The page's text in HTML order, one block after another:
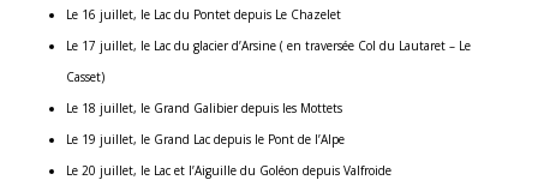
Le 16 juillet, le Lac du Pontet depuis Le Chazelet
Le 17 juillet, le Lac du glacier d’Arsine ( en traversée Col du Lautaret – Le
Casset)
Le 18 juillet, le Grand Galibier depuis les Mottets
Le 19 juillet, le Grand Lac depuis le Pont de l’Alpe
Le 20 juillet, le Lac et l’Aiguille du Goléon depuis Valfroide